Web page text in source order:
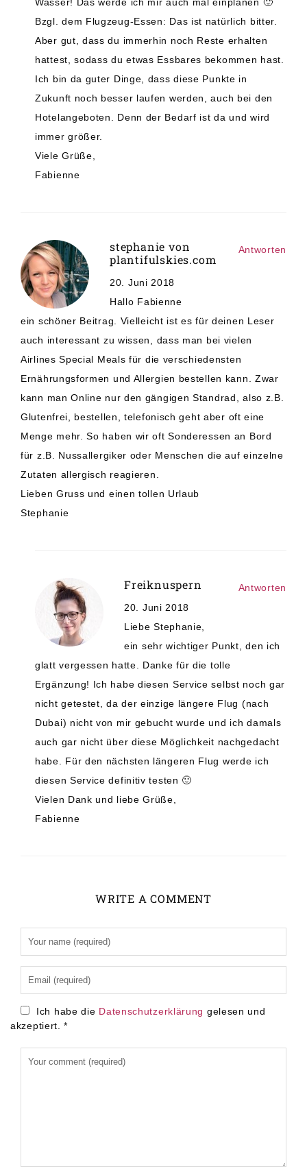
Bzgl. dem Flugzeug-Essen: Das ist natürlich bitter.
Aber gut, dass du immerhin noch Reste erhalten
hattest, sodass du etwas Essbares bekommen hast.
Ich bin da guter Dinge, dass diese Punkte in
Zukunft noch besser laufen werden, auch bei den
Hotelangeboten. Denn der Bedarf ist da und wird
immer größer.
Viele Grüße,
Fabienne
stephanie von
plantifulskies.com
20. Juni 2018
Hallo Fabienne
ein schöner Beitrag. Vielleicht ist es für deinen Leser
auch interessant zu wissen, dass man bei vielen
Airlines Special Meals für die verschiedensten
Ernährungsformen und Allergien bestellen kann. Zwar
kann man Online nur den gängigen Standrad, also z.B.
Glutenfrei, bestellen, telefonisch geht aber oft eine
Menge mehr. So haben wir oft Sonderessen an Bord
für z.B. Nussallergiker oder Menschen die auf einzelne
Zutaten allergisch reagieren.
Lieben Gruss und einen tollen Urlaub
Stephanie
Antworten
Freiknuspern
20. Juni 2018
Liebe Stephanie,
ein sehr wichtiger Punkt, den ich
glatt vergessen hatte. Danke für die tolle
Ergänzung! Ich habe diesen Service selbst noch gar
nicht getestet, da der einzige längere Flug (nach
Dubai) nicht von mir gebucht wurde und ich damals
auch gar nicht über diese Möglichkeit nachgedacht
habe. Für den nächsten längeren Flug werde ich
diesen Service definitiv testen 🙂
Vielen Dank und liebe Grüße,
Fabienne
Antworten
WRITE A COMMENT
Ich habe die Datenschutzerklärung gelesen und
akzeptiert.
*